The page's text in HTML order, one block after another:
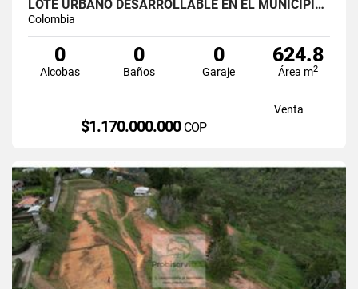
LOTE URBANO DESARROLLABLE EN EL MUNICIPIO DE LA CEJA
Colombia
0
Alcobas
0
Baños
0
Garaje
624.8
Área m2
Venta
$1.170.000.000 COP